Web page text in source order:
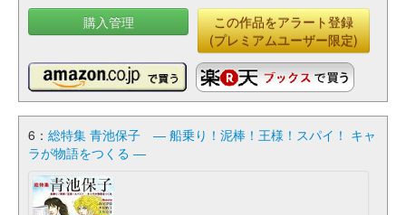
購入管理
この作品をアラート登録
(プレミアムユーザー限定)
6： 総特集 青池保子 ― 船乗り！泥棒！王様！スパイ！ キャ
ラが物語をつくる ―